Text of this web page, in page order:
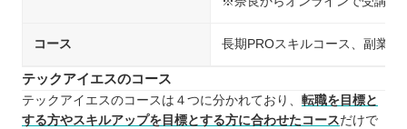
コース 長期PROスキルコース、副業
テックアイエスのコース
テックアイエスのコースは４つに分かれており、 転職を目標と
する方やスキルアップを目標とする方に合わせたコースだけで